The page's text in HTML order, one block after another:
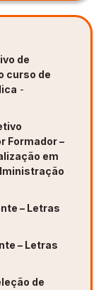
de
curso de
-
Formador –
em
– Letras
– Letras
de